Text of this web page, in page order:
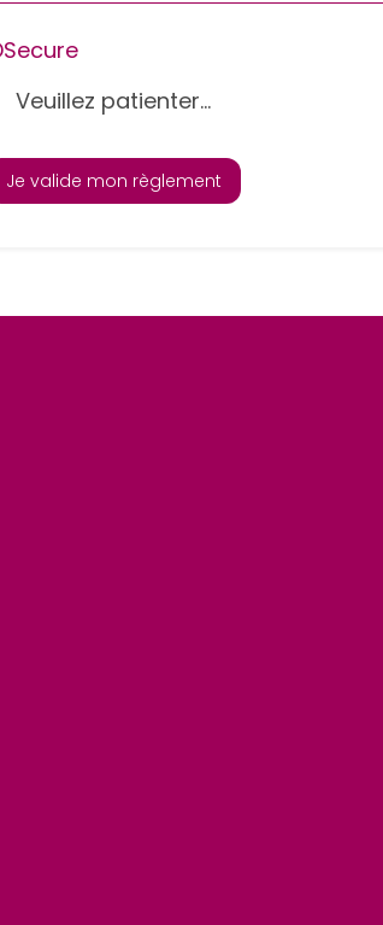
Veuillez patienter...
Je valide mon règlement